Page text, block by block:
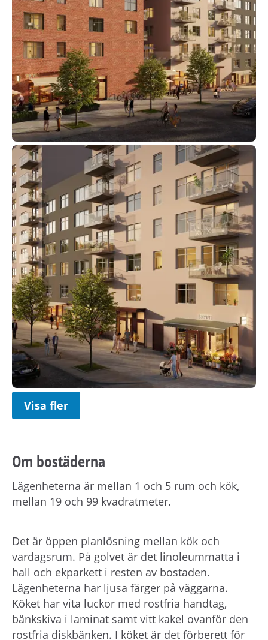
Visa fler
Om bostäderna
Lägenheterna är mellan 1 och 5 rum och kök,
mellan 19 och 99 kvadratmeter.
Det är öppen planlösning mellan kök och
vardagsrum. På golvet är det linoleummatta i
hall och ekparkett i resten av bostaden.
Lägenheterna har ljusa färger på väggarna.
Köket har vita luckor med rostfria handtag,
bänkskiva i laminat samt vitt kakel ovanför den
rostfria diskbänken. I köket är det förberett för